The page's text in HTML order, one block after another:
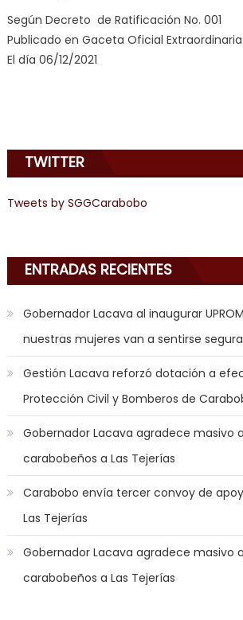
doido,
sinful
angel
anal
sex,
in
the
to
play
a
jerk
off
game
with
you
joi,
nana
nakamura
gets
a
bunch
Según Decreto de Ratificación No. 001
Publicado en Gaceta Oficial Extraordinaria
El día 06/12/2021
TWITTER
Tweets by SGGCarabobo
ENTRADAS RECIENTES
Gobernador Lacava al inaugurar
nuestras mujeres van a sentirse
Gestión Lacava reforzó dotación a
Protección Civil y Bomberos de
Gobernador Lacava agradece masivo
carabobeños a Las Tejerías
Carabobo envía tercer convoy de
Las Tejerías
Gobernador Lacava agradece masivo
carabobeños a Las Tejerías